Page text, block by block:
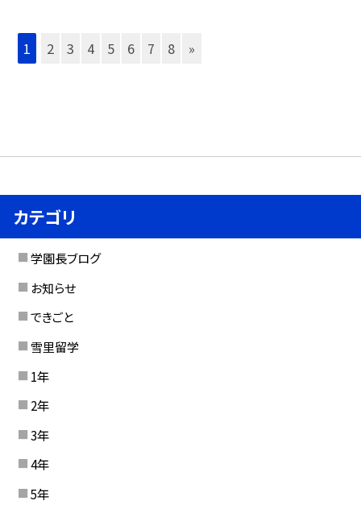
1 2 3 4 5 6 7 8 »
カテゴリ
学園長ブログ
お知らせ
できごと
雪里留学
1年
2年
3年
4年
5年